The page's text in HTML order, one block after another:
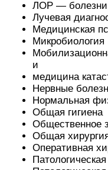
ЛОР — болезни
Лучевая
Медицинская
Микробиология
и
медицина
Нервные
Нормальная
Общая гигиена
Общественное
Общая
Оперативная